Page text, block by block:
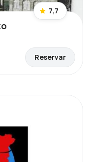
7,7
Reservar